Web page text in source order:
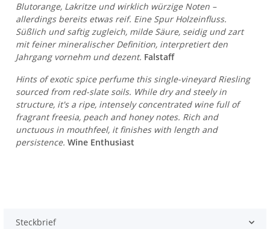
Blutorange, Lakritze und wirklich würzige Noten –
allerdings bereits etwas reif. Eine Spur Holzeinfluss.
Süßlich und saftig zugleich, milde Säure, seidig und zart
mit feiner mineralischer Definition, interpretiert den
Jahrgang vornehm und dezent. Falstaff
Hints of exotic spice perfume this single-vineyard Riesling
sourced from red-slate soils. While dry and steely in
structure, it's a ripe, intensely concentrated wine full of
fragrant freesia, peach and honey notes. Rich and
unctuous in mouthfeel, it finishes with length and
persistence. Wine Enthusiast
Steckbrief